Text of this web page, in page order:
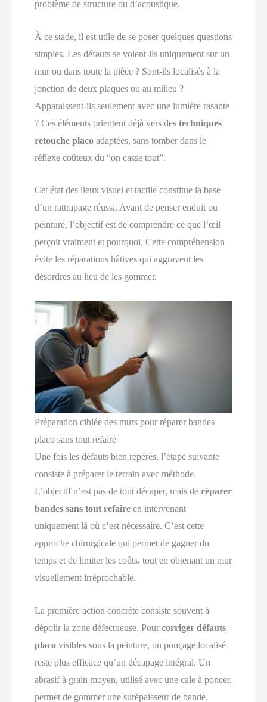
problème de structure ou d’acoustique.
À ce stade, il est utile de se poser quelques questions
simples. Les défauts se voient‑ils uniquement sur un
mur ou dans toute la pièce ? Sont‑ils localisés à la
jonction de deux plaques ou au milieu ?
Apparaissent‑ils seulement avec une lumière rasante
? Ces éléments orientent déjà vers destechniques
retouche placo adaptées, sans tomber dans le
réflexe coûteux du “on casse tout”.
Cet état des lieux visuel et tactile constitue la base
d’un rattrapage réussi. Avant de penser enduit ou
peinture, l’objectif est de comprendre ce que l’œil
perçoit vraiment et pourquoi. Cette compréhension
évite les réparations hâtives qui aggravent les
désordres au lieu de les gommer.
Préparation ciblée des murs pour réparer bandes
placo sans tout refaire
Une fois les défauts bien repérés, l’étape suivante
consiste à préparer le terrain avec méthode.
L’objectif n’est pas de tout décaper, mais deréparer
bandes sans tout refaire en intervenant
uniquement là où c’est nécessaire. C’est cette
approche chirurgicale qui permet de gagner du
temps et de limiter les coûts, tout en obtenant un mur
visuellement irréprochable.
La première action concrète consiste souvent à
dépolir la zone défectueuse. Pourcorriger défauts
placo visibles sous la peinture, un ponçage localisé
reste plus efficace qu’un décapage intégral. Un
abrasif à grain moyen, utilisé avec une cale à poncer,
permet de gommer une surépaisseur de bande.